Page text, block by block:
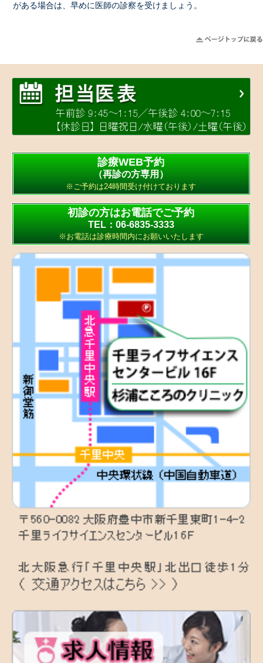
がある場合は、早めに医師の診察を受けましょう。
診療WEB予約
（再診の方専用）
※ご予約は24時間受け付けております
初診の方はお電話でご予約
TEL：06-6835-3333
※お電話は診療時間内にお願いいたします